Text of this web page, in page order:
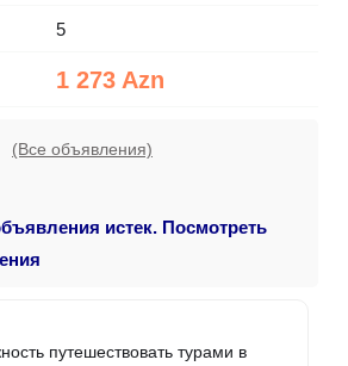
5
1 273 Azn
(Все объявления)
истек. Посмотреть
путешествовать турами в